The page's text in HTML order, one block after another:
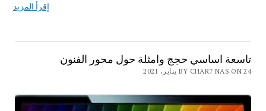
إقرأ المزيد
تاسعة اساسي حجج وامثلة حول محور الفنون
BY CHAR7 NAS ON 24 يناير، 2021